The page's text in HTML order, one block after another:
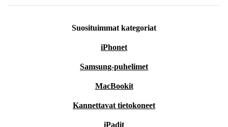
Suosituimmat kategoriat
iPhonet
Samsung-puhelimet
MacBookit
Kannettavat tietokoneet
iPadit